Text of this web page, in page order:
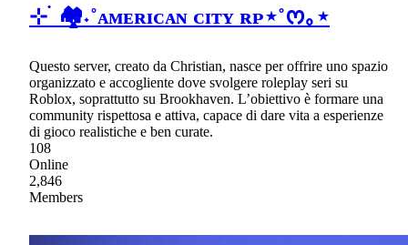
⊹ ࣪ 🏘˖˚ᴀᴍᴇʀɪᴄᴀɴ ᴄɪᴛʏ ʀᴘ⋆˚ᰔ｡⋆
Questo server, creato da Christian, nasce per offrire uno spazio
organizzato e accogliente dove svolgere roleplay seri su
Roblox, soprattutto su Brookhaven. L’obiettivo è formare una
community rispettosa e attiva, capace di dare vita a esperienze
di gioco realistiche e ben curate.
108
Online
2,846
Members